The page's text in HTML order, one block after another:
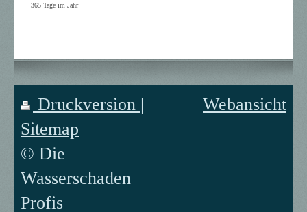
365 Tage im Jahr
Druckversion |
Sitemap
© Die
Wasserschaden
Profis
Webansicht